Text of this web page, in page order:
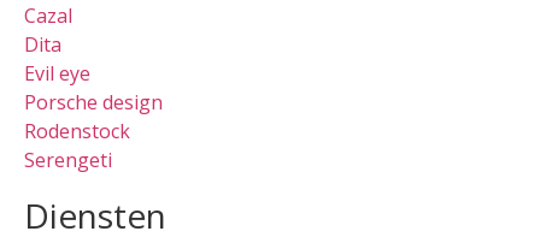
Cazal
Dita
Evil eye
Porsche design
Rodenstock
Serengeti
Diensten